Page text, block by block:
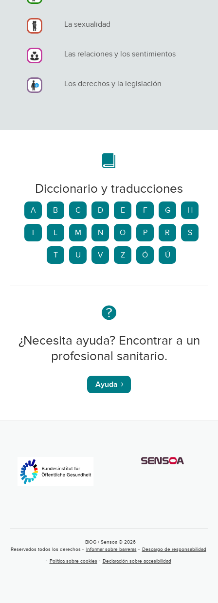
La sexualidad
Las relaciones y los sentimientos
Los derechos y la legislación
Diccionario y traducciones
A B C D E F G H
L M N O P R S
T U V Z Ó Ú
¿Necesita ayuda? Encontrar a un
profesional sanitario.
Ayuda
BIÖG / Sensoa © 2026
Reservados todos los derechos
Informar sobre barreras Descargo de responsabilidad
Política sobre cookies Declaración sobre accesibilidad